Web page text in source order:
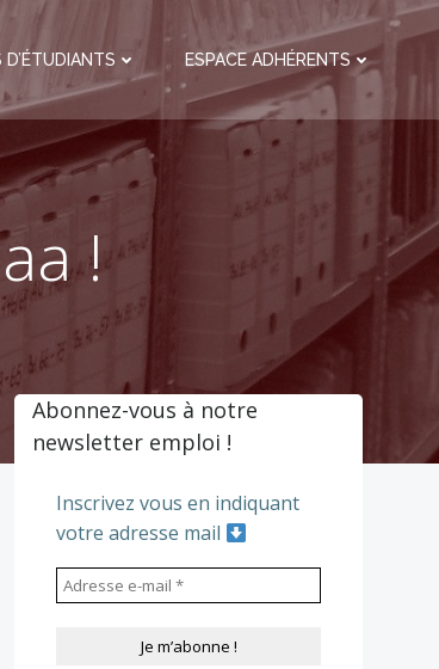
D’ÉTUDIANTS ESPACE ADHÉRENTS
!
Abonnez-vous à notre
newsletter emploi !
Inscrivez vous en indiquant
votre adresse mail